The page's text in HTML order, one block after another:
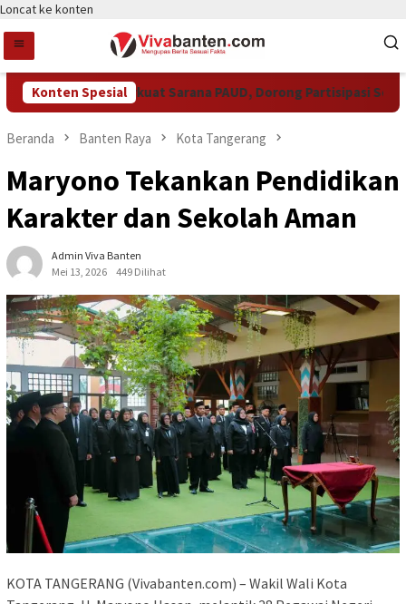
Loncat ke konten
Konten Spesial
Tangsel Perkuat Sarana PAUD, Dorong Partisipasi Sekolah
Beranda Banten Raya Kota Tangerang
Maryono Tekankan Pendidikan
Karakter dan Sekolah Aman
Admin Viva Banten
Mei 13, 2026
449 Dilihat
KOTA TANGERANG (Vivabanten.com) – Wakil Wali Kota